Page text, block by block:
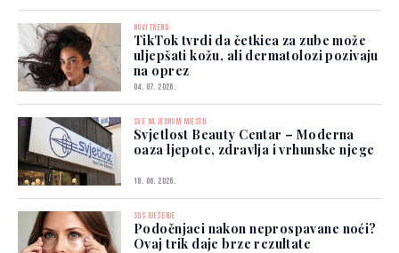
NOVI TREND
TikTok tvrdi da četkica za zube može
uljepšati kožu, ali dermatolozi pozivaju
na oprez
04. 07. 2026.
SVE NA JEDNOM MJESTU
Svjetlost Beauty Centar – Moderna
oaza ljepote, zdravlja i vrhunske njege
18. 06. 2026.
SOS RJEŠENJE
Podočnjaci nakon neprospavane noći?
Ovaj trik daje brze rezultate